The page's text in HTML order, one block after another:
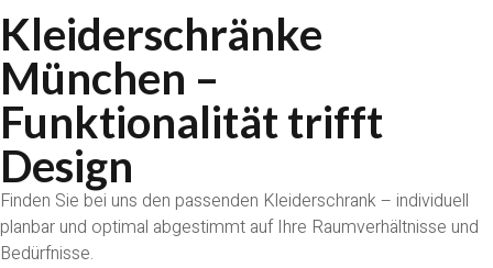
Kleiderschränke
München –
Funktionalität trifft
Design
Finden Sie bei uns den passenden Kleiderschrank – individuell
planbar und optimal abgestimmt auf Ihre Raumverhältnisse und
Bedürfnisse.